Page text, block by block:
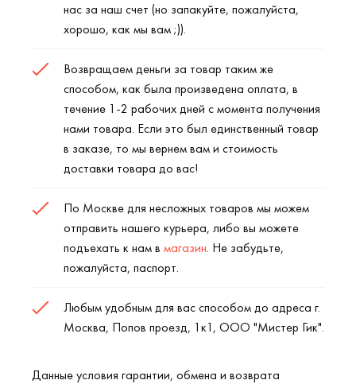
нас за наш счет (но запакуйте, пожалуйста,
хорошо, как мы вам ;)).
Возвращаем деньги за товар таким же
способом, как была произведена оплата, в
течение 1-2 рабочих дней с момента получения
нами товара. Если это был единственный товар
в заказе, то мы вернем вам и стоимость
доставки товара до вас!
По Москве для несложных товаров мы можем
отправить нашего курьера, либо вы можете
подъехать к нам в магазин. Не забудьте,
пожалуйста, паспорт.
Любым удобным для вас способом до адреса г.
Москва, Попов проезд, 1к1, ООО "Мистер Гик".
Данные условия гарантии, обмена и возврата